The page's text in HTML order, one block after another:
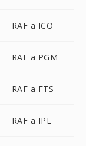
RAF a ICO
RAF a PGM
RAF a FTS
RAF a IPL